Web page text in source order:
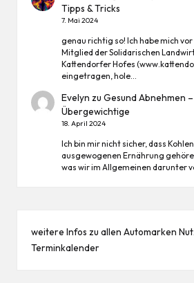
Tipps & Tricks
7. Mai 2024
genau richtig so! Ich habe mich
Mitglied der Solidarischen
Kattendorfer Hofes
eingetragen, hole…
Evelyn zuGesund Abnehmen
Übergewichtige
18. April 2024
Ich bin mir nicht sicher, dass
ausgewogenen Ernährung
was wir im Allgemeinen darunter
weitere Infos zu allen Automarken
Terminkalender